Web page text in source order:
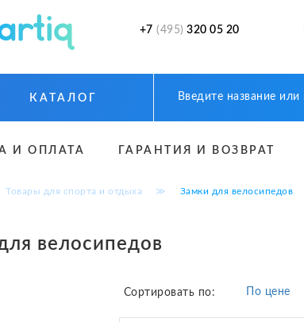
+7 (495) 320 05 20
КАТАЛОГ
И ОПЛАТА ГАРАНТИЯ И ВОЗВРАТ
Товары для спорта и отдыха ≫ Замки для велосипедов
велосипедов
Сортировать по: По цене